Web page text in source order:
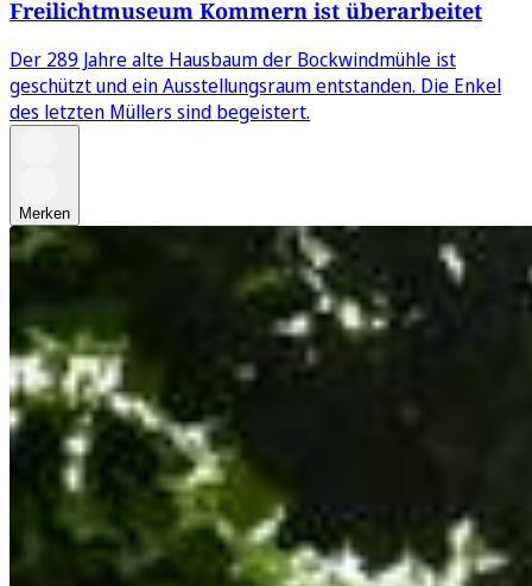
Freilichtmuseum Kommern ist überarbeitet
Der 289 Jahre alte Hausbaum der Bockwindmühle ist
geschützt und ein Ausstellungsraum entstanden. Die Enkel
des letzten Müllers sind begeistert.
Merken